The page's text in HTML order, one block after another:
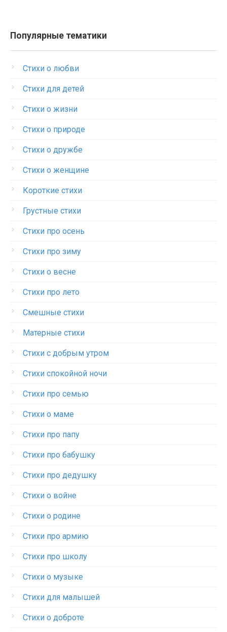
Популярные тематики
Стихи о любви
Стихи для детей
Стихи о жизни
Стихи о природе
Стихи о дружбе
Стихи о женщине
Короткие стихи
Грустные стихи
Стихи про осень
Стихи про зиму
Стихи о весне
Стихи про лето
Смешные стихи
Матерные стихи
Стихи с добрым утром
Стихи спокойной ночи
Стихи про семью
Стихи о маме
Стихи про папу
Стихи про бабушку
Стихи про дедушку
Стихи о войне
Стихи о родине
Стихи про армию
Стихи про школу
Стихи о музыке
Стихи для малышей
Стихи о доброте